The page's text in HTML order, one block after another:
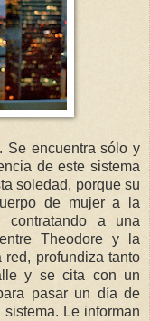
Se encuentra sólo y
de este sistema
soledad, porque su
de mujer a la
contratando a una
Theodore y la
profundiza tanto
y se cita con un
pasar un día de
Le informan